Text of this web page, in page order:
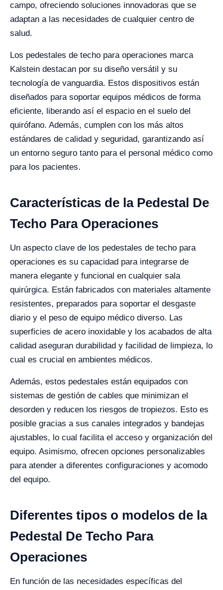
campo, ofreciendo soluciones innovadoras que se
adaptan a las necesidades de cualquier centro de
salud.
Los pedestales de techo para operaciones marca
Kalstein destacan por su diseño versátil y su
tecnología de vanguardia. Estos dispositivos están
diseñados para soportar equipos médicos de forma
eficiente, liberando así el espacio en el suelo del
quirófano. Además, cumplen con los más altos
estándares de calidad y seguridad, garantizando así
un entorno seguro tanto para el personal médico como
para los pacientes.
Características de la Pedestal De
Techo Para Operaciones
Un aspecto clave de los pedestales de techo para
operaciones es su capacidad para integrarse de
manera elegante y funcional en cualquier sala
quirúrgica. Están fabricados con materiales altamente
resistentes, preparados para soportar el desgaste
diario y el peso de equipo médico diverso. Las
superficies de acero inoxidable y los acabados de alta
calidad aseguran durabilidad y facilidad de limpieza, lo
cual es crucial en ambientes médicos.
Además, estos pedestales están equipados con
sistemas de gestión de cables que minimizan el
desorden y reducen los riesgos de tropiezos. Esto es
posible gracias a sus canales integrados y bandejas
ajustables, lo cual facilita el acceso y organización del
equipo. Asimismo, ofrecen opciones personalizables
para atender a diferentes configuraciones y acomodo
del equipo.
Diferentes tipos o modelos de la
Pedestal De Techo Para
Operaciones
En función de las necesidades específicas del